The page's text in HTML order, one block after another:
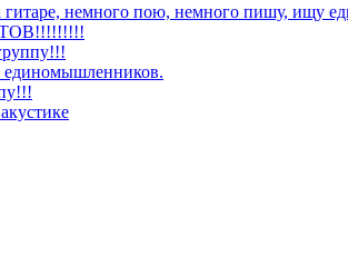
немного пою, немного пишу, ищу